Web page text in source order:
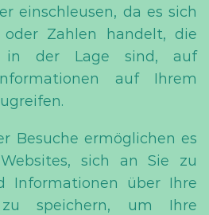
einschleusen, da es sich
Zahlen handelt, die
in der Lage sind, auf
auf Ihrem
Besuche ermöglichen es
sich an Sie zu
Informationen über Ihre
zu speichern, um Ihre